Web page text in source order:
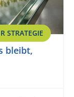
STRATEGIE
bleibt,